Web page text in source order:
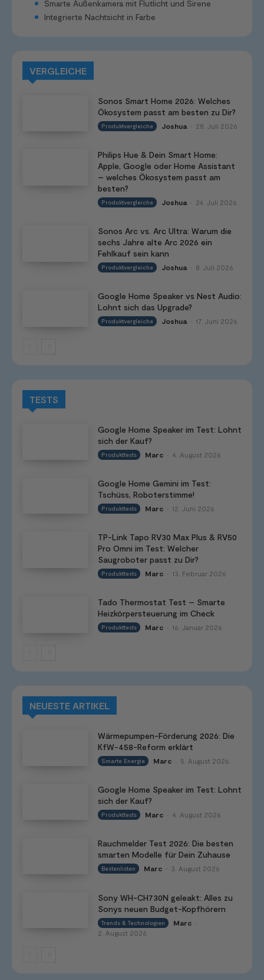
Smarte Außenkamera mit Flutlicht und Sirene
Integrierte Nachtsicht in Farbe
VERGLEICHE
Sonos Smart Home 2026: Welches
Ökosystem passt am besten zu Dir?
Produktvergleiche Joshua 28. Juli 2026
Philips Hue & Dein Smart Home:
Apple, Google oder Home Assistant
– welches Ökosystem passt am
besten?
Produktvergleiche Joshua 24. Juli 2026
Sonos Arc vs. Arc Ultra: Warum die
sechs Jahre alte Arc 2026 ein
Fehlkauf sein kann
Produktvergleiche Joshua 8. Juli 2026
Google Home Speaker vs Nest Audio:
Lohnt sich das Upgrade?
Produktvergleiche Joshua 17. Juni 2026
TESTS
Google Home Speaker im Test: Lohnt
sich der Kauf?
Produkttests Marc 4. August 2026
Google Home Gemini im Test:
Tschüss, Roboterstimme!
Produkttests Marc 12. Juni 2026
TP-Link Tapo RV30 Max Plus & RV50
Pro Omni im Test: Welcher
Saugroboter passt zu Dir?
Produkttests Marc 13. Februar 2026
Tado Thermostat Test – Smarte
Heizkörpersteuerung im Check
Produkttests Marc 16. Januar 2026
NEUESTE ARTIKEL
Wärmepumpen-Förderung 2026: Die
KfW-458-Reform erklärt
Smarte Energie Marc 5. August 2026
Google Home Speaker im Test: Lohnt
sich der Kauf?
Produkttests Marc 4. August 2026
Rauchmelder Test 2026: Die besten
smarten Modelle für Dein Zuhause
Bestenlisten Marc 3. August 2026
Sony WH-CH730N geleakt: Alles zu
Sonys neuen Budget-Kopfhörern
Trends & Technologien Marc
2. August 2026